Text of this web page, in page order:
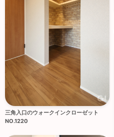
三角入口のウォークインクローゼット
NO.1220